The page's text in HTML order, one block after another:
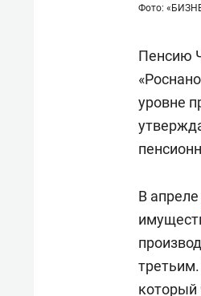
Фото:
Пенсию
уровне
В апреле
который